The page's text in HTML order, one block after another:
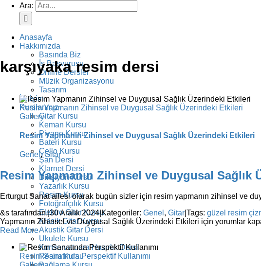
Ara:
Anasayfa
Hakkımızda
Basında Biz
İş Başvurusu
Online Dersler
Müzik Organizasyonu
Tasarım
İletişim
Kurslarımız
Gitar Kursu
Keman Kursu
Piyano Kursu
Bateri Kursu
Çello Kursu
Şan Dersi
Klarnet Dersi
Diksiyon Kursu
Yazarlık Kursu
Resim Kursu
Fotoğrafçılık Kursu
Elektro Gitar Kursu
Klasik Gitar Kursu
Akustik Gitar Dersi
Ukulele Kursu
Konservatuara Hazırlık Dersi
Resim Kursu
karşıyaka resim dersi
Resim Yapmanın Zihinsel ve Duygusal Sağlık Üzerindeki Etkileri
Gallery
Resim Yapmanın Zihinsel ve Duygusal Sağlık Üzerindeki Etkileri
Genel,Gitar
Resim Yapmanın Zihinsel ve Duygusal Sağlık
Erturgut Sanat ailesi olarak bugün sizler için resim yapmanın zihinsel ve
&s tarafından.|30 Aralık 2024|Kategoriler: Genel , Gitar Tags: güzel resim
Yapmanın Zihinsel ve Duygusal Sağlık Üzerindeki Etkileri için yorumlar
Read More
Resim Sanatında Perspektif Kullanımı